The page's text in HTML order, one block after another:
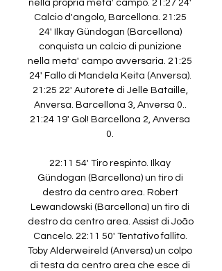
nella propria meta' campo. 21:27 24'
Calcio d'angolo, Barcellona. 21:25
24' Ilkay Gündogan (Barcellona)
conquista un calcio di punizione
nella meta' campo avversaria. 21:25
24' Fallo di Mandela Keita (Anversa).
21:25 22' Autorete di Jelle Bataille,
Anversa. Barcellona 3, Anversa 0..
21:24 19' Gol! Barcellona 2, Anversa
0.
22:11 54' Tiro respinto. Ilkay
Gündogan (Barcellona) un tiro di
destro da centro area. Robert
Lewandowski (Barcellona) un tiro di
destro da centro area. Assist di João
Cancelo. 22:11 50' Tentativo fallito.
Toby Alderweireld (Anversa) un colpo
di testa da centro area che esce di